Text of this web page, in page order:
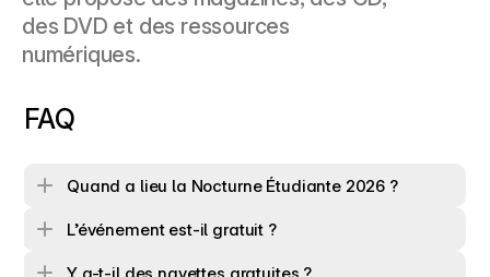
des DVD et des ressources
numériques.
Quand a lieu la Nocturne Étudiante 2026 ?
L’événement est-il gratuit ?
Y a-t-il des navettes gratuites ?
FAQ